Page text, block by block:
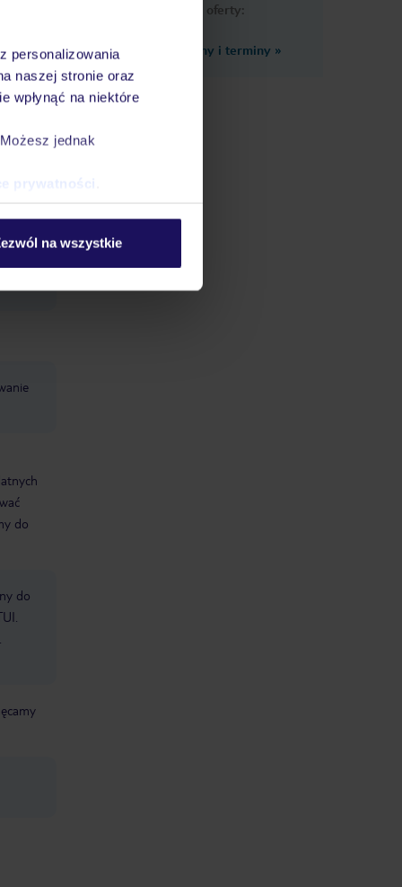
personalizowania
naszej stronie oraz
wpłynąć na niektóre
jednak
prywatności
na wszystkie
do
do
podobne oferty:
Zobacz inne ceny i terminy »